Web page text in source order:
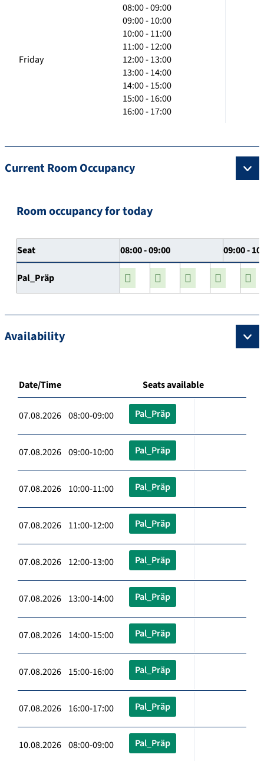
Friday
08:00 - 09:00
09:00 - 10:00
10:00 - 11:00
11:00 - 12:00
12:00 - 13:00
13:00 - 14:00
14:00 - 15:00
15:00 - 16:00
16:00 - 17:00
Current Room Occupancy
Room occupancy for today
Seat 08:00 - 09:00 09:00 -
Pal_Präp
Availability
Date/Time Seats available
07.08.2026 08:00-09:00 Pal_Präp
07.08.2026 09:00-10:00 Pal_Präp
07.08.2026 10:00-11:00 Pal_Präp
07.08.2026 11:00-12:00 Pal_Präp
07.08.2026 12:00-13:00 Pal_Präp
07.08.2026 13:00-14:00 Pal_Präp
07.08.2026 14:00-15:00 Pal_Präp
07.08.2026 15:00-16:00 Pal_Präp
07.08.2026 16:00-17:00 Pal_Präp
10.08.2026 08:00-09:00 Pal_Präp